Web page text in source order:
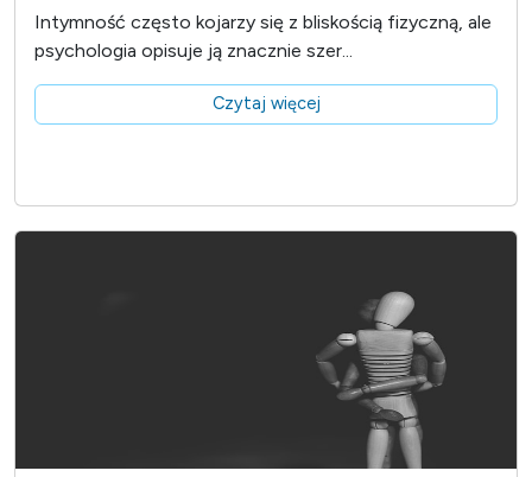
Intymność często kojarzy się z bliskością fizyczną, ale
psychologia opisuje ją znacznie szer...
Czytaj więcej